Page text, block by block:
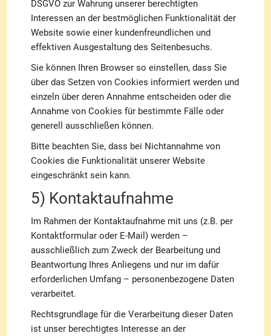
DSGVO zur Wahrung unserer berechtigten
Interessen an der bestmöglichen Funktionalität der
Website sowie einer kundenfreundlichen und
effektiven Ausgestaltung des Seitenbesuchs.
Sie können Ihren Browser so einstellen, dass Sie
über das Setzen von Cookies informiert werden und
einzeln über deren Annahme entscheiden oder die
Annahme von Cookies für bestimmte Fälle oder
generell ausschließen können.
Bitte beachten Sie, dass bei Nichtannahme von
Cookies die Funktionalität unserer Website
eingeschränkt sein kann.
5) Kontaktaufnahme
Im Rahmen der Kontaktaufnahme mit uns (z.B. per
Kontaktformular oder E-Mail) werden –
ausschließlich zum Zweck der Bearbeitung und
Beantwortung Ihres Anliegens und nur im dafür
erforderlichen Umfang – personenbezogene Daten
verarbeitet.
Rechtsgrundlage für die Verarbeitung dieser Daten
ist unser berechtigtes Interesse an der